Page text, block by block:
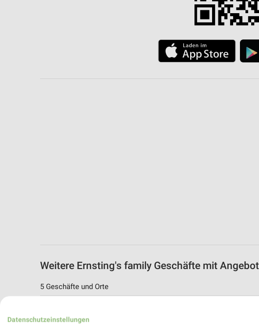
Weitere Ernsting's family Geschäfte mit
5 Geschäfte und Orte
Plochingen, Deutschland
Datenschutzeinstellungen